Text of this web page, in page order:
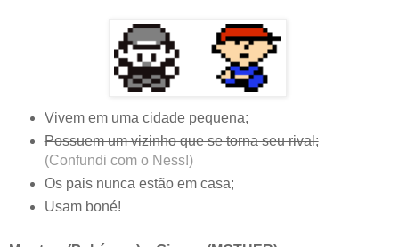
Vivem em uma cidade pequena;
Possuem um vizinho que se torna seu rival;
(Confundi com o Ness!)
Os pais nunca estão em casa;
Usam boné!